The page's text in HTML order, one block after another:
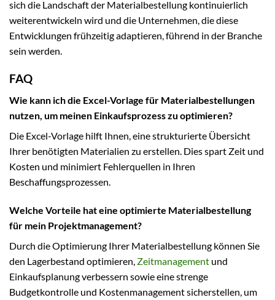
sich die Landschaft der Materialbestellung kontinuierlich
weiterentwickeln wird und die Unternehmen, die diese
Entwicklungen frühzeitig adaptieren, führend in der Branche
sein werden.
FAQ
Wie kann ich die Excel-Vorlage für Materialbestellungen
nutzen, um meinen Einkaufsprozess zu optimieren?
Die Excel-Vorlage hilft Ihnen, eine strukturierte Übersicht
Ihrer benötigten Materialien zu erstellen. Dies spart Zeit und
Kosten und minimiert Fehlerquellen in Ihren
Beschaffungsprozessen.
Welche Vorteile hat eine optimierte Materialbestellung
für mein Projektmanagement?
Durch die Optimierung Ihrer Materialbestellung können Sie
den Lagerbestand optimieren, Zeitmanagement und
Einkaufsplanung verbessern sowie eine strenge
Budgetkontrolle und Kostenmanagement sicherstellen, um